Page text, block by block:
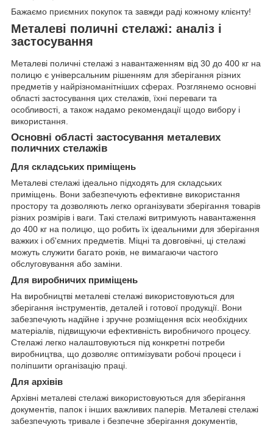
Бажаємо приємних покупок та завжди раді кожному клієнту!
Металеві поличні стелажі: аналіз і
застосування
Металеві поличні стелажі з навантаженням від 30 до 400 кг на
полицю є універсальним рішенням для зберігання різних
предметів у найрізноманітніших сферах. Розглянемо основні
області застосування цих стелажів, їхні переваги та
особливості, а також надамо рекомендації щодо вибору і
використання.
Основні області застосування металевих
поличних стелажів
Для складських приміщень
Металеві стелажі ідеально підходять для складських
приміщень. Вони забезпечують ефективне використання
простору та дозволяють легко організувати зберігання товарів
різних розмірів і ваги. Такі стелажі витримують навантаження
до 400 кг на полицю, що робить їх ідеальними для зберігання
важких і об'ємних предметів. Міцні та довговічні, ці стелажі
можуть служити багато років, не вимагаючи частого
обслуговування або заміни.
Для виробничих приміщень
На виробництві металеві стелажі використовуються для
зберігання інструментів, деталей і готової продукції. Вони
забезпечують надійне і зручне розміщення всіх необхідних
матеріалів, підвищуючи ефективність виробничого процесу.
Стелажі легко налаштовуються під конкретні потреби
виробництва, що дозволяє оптимізувати робочі процеси і
поліпшити організацію праці.
Для архівів
Архівні металеві стелажі використовуються для зберігання
документів, папок і інших важливих паперів. Металеві стелажі
забезпечують тривале і безпечне зберігання документів,